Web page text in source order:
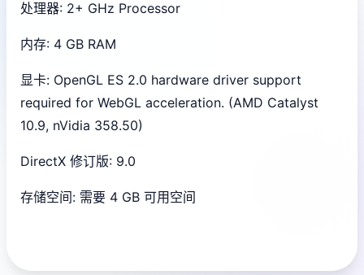
处理器: 2+ GHz Processor
内存: 4 GB RAM
显卡: OpenGL ES 2.0 hardware driver support
required for WebGL acceleration. (AMD Catalyst
10.9, nVidia 358.50)
DirectX 修订版: 9.0
存储空间: 需要 4 GB 可用空间